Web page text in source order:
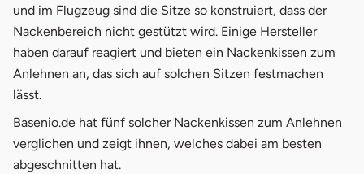
und im Flugzeug sind die Sitze so konstruiert, dass der
Nackenbereich nicht gestützt wird. Einige Hersteller
haben darauf reagiert und bieten ein Nackenkissen zum
Anlehnen an, das sich auf solchen Sitzen festmachen
lässt.
Basenio.de hat fünf solcher Nackenkissen zum Anlehnen
verglichen und zeigt ihnen, welches dabei am besten
abgeschnitten hat.